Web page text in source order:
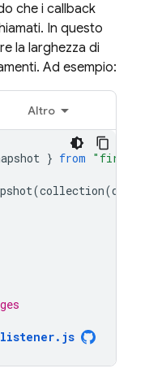
che i callback
In questo
la larghezza di
Ad esempio:
Altro
} from
(collection(db
. js